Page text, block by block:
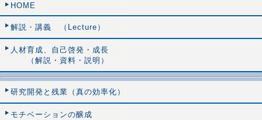
HOME
解説・講義 （Lecture）
人材育成、自己啓発・成長
（解説・資料・説明）
研究開発と残業（真の効率化）
モチベーションの醸成